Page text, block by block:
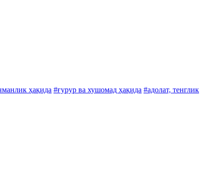
ҳақида #ғурур ва хушомад ҳақида #адолат, тенглик